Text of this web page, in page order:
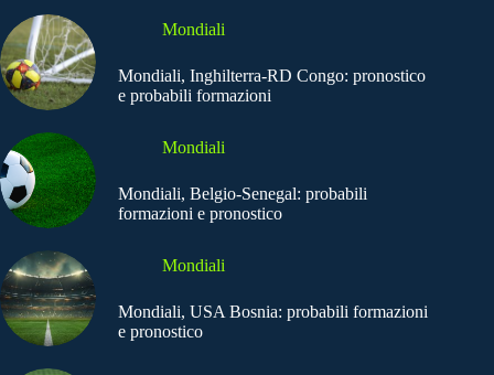
Mondiali
Mondiali, Inghilterra-RD Congo: pronostico
e probabili formazioni
Mondiali
Mondiali, Belgio-Senegal: probabili
formazioni e pronostico
Mondiali
Mondiali, USA Bosnia: probabili formazioni
e pronostico